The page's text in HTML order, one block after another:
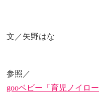
文／矢野はな
参照／
gooベビー「育児ノイロ